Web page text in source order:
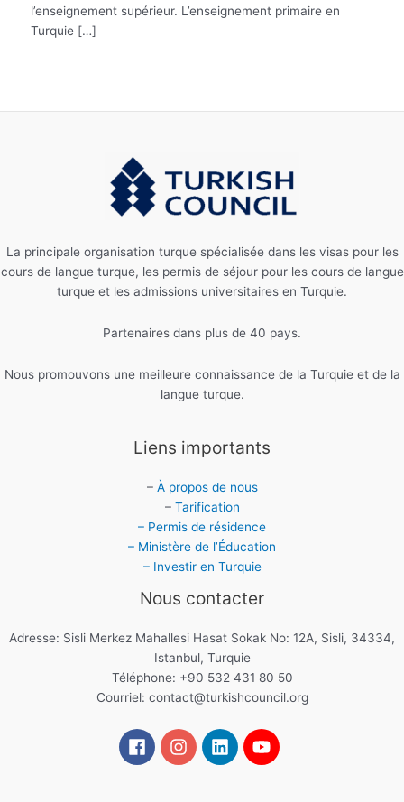
l’enseignement supérieur. L’enseignement primaire en
Turquie […]
La principale organisation turque spécialisée dans les visas pour les
cours de langue turque, les permis de séjour pour les cours de langue
turque et les admissions universitaires en Turquie.
Partenaires dans plus de 40 pays.
Nous promouvons une meilleure connaissance de la Turquie et de la
langue turque.
Liens importants
– À propos de nous
– Tarification
– Permis de résidence
– Ministère de l’Éducation
– Investir en Turquie
Nous contacter
Adresse: Sisli Merkez Mahallesi Hasat Sokak No: 12A, Sisli, 34334,
Istanbul, Turquie
Téléphone: +90 532 431 80 50
Courriel: contact@turkishcouncil.org